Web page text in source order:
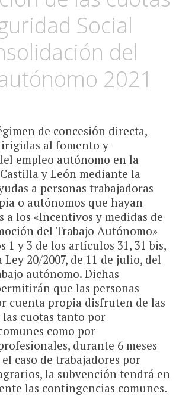
Social
del
2021
de concesión directa,
al fomento y
empleo autónomo en la
y León mediante la
a personas trabajadoras
o autónomos que hayan
a los «Incentivos y medidas de
del Trabajo Autónomo»
1 y 3 de los artículos 31, 31 bis,
Ley 20/2007, de 11 de julio, del
autónomo. Dichas
que las personas
cuenta propia disfruten de las
cuotas tanto por
como por
durante 6 meses
caso de trabajadores por
la subvención tendrá en
las contingencias comunes.